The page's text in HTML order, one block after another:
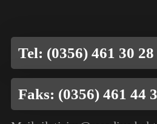
Tel: (0356) 461 30 28
Faks: (0356) 461 44